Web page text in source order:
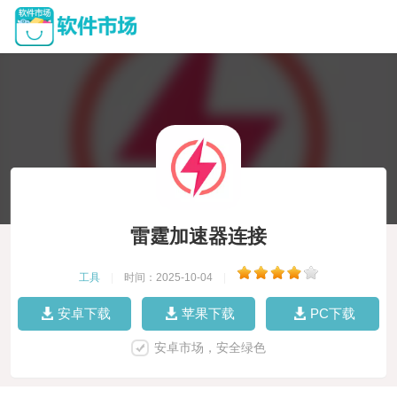
雷霆加速器连接
工具 时间：2025-10-04
安卓下载 苹果下载 PC下载
安卓市场，安全绿色